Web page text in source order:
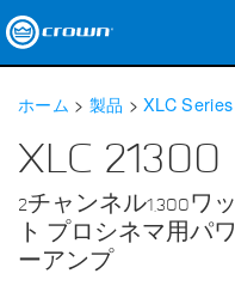
アプリケーション
ネットワークオーディオ
購入先
ホーム > 製品 >XLC Series
XLC 21300
2チャンネル1,300ワッ
ト プロシネマ用パワ
ーアンプ